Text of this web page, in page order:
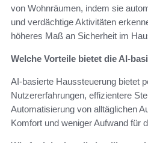
von Wohnräumen, indem sie
und verdächtige Aktivitäten
höheres Maß an Sicherheit im
Welche Vorteile bietet die AI-
AI-basierte Haussteuerung bietet
Nutzererfahrungen, effizientere
Automatisierung von alltäglichen
Komfort und weniger Aufwand für